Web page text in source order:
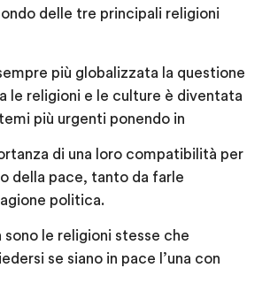
delle tre principali religioni
più globalizzata la questione
le religioni e le culture è diventata
più urgenti ponendo in
di una loro compatibilità per
della pace, tanto da farle
politica.
sono le religioni stesse che
se siano in pace l’una con